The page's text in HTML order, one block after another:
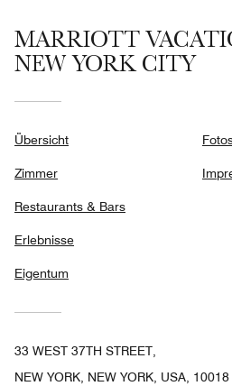
MARRIOTT
NEW YORK CITY
Übersicht
Zimmer
Restaurants & Bars
Erlebnisse
Eigentum
33 WEST 37TH STREET,
NEW YORK, NEW YORK, USA, 10018